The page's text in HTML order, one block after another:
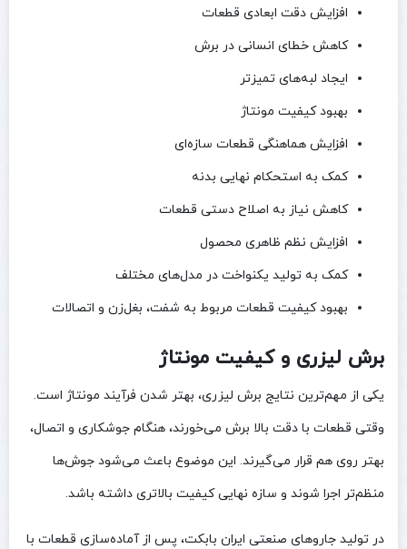
افزایش دقت ابعادی قطعات
کاهش خطای انسانی در برش
ایجاد لبه‌های تمیزتر
بهبود کیفیت مونتاژ
افزایش هماهنگی قطعات سازه‌ای
کمک به استحکام نهایی بدنه
کاهش نیاز به اصلاح دستی قطعات
افزایش نظم ظاهری محصول
کمک به تولید یکنواخت در مدل‌های مختلف
بهبود کیفیت قطعات مربوط به شفت، بغل‌زن و اتصالات
برش لیزری و کیفیت مونتاژ
یکی از مهم‌ترین نتایج برش لیزری، بهتر شدن فرآیند مونتاژ است.
وقتی قطعات با دقت بالا برش می‌خورند، هنگام جوشکاری و اتصال،
بهتر روی هم قرار می‌گیرند. این موضوع باعث می‌شود جوش‌ها
منظم‌تر اجرا شوند و سازه نهایی کیفیت بالاتری داشته باشد.
در تولید جاروهای صنعتی ایران بابکت، پس از آماده‌سازی قطعات با